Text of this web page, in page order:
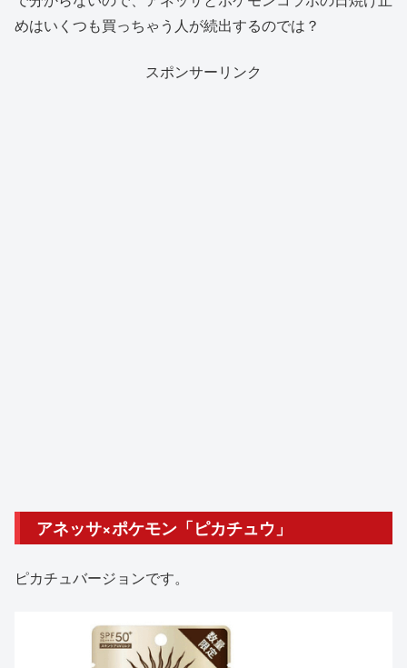
めはいくつも買っちゃう人が続出するのでは？
スポンサーリンク
アネッサ×ポケモン「ピカチュウ」
ピカチュバージョンです。